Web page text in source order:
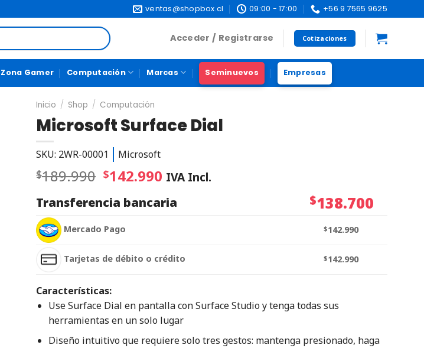
ventas@shopbox.cl 09:00 - 17:00 +56 9 7565 9625
Acceder / Registrarse Cotizaciones
Zona Gamer Computación Marcas Seminuevos Empresas
Inicio / Shop / Computación
Microsoft Surface Dial
SKU: 2WR-00001 Microsoft
$189.990 $142.990 IVA Incl.
Transferencia bancaria
$138.700
Mercado Pago $142.990
Tarjetas de débito o crédito $142.990
Características:
Use Surface Dial en pantalla con Surface Studio y tenga todas sus
herramientas en un solo lugar
Diseño intuitivo que requiere solo tres gestos: mantenga presionado, haga